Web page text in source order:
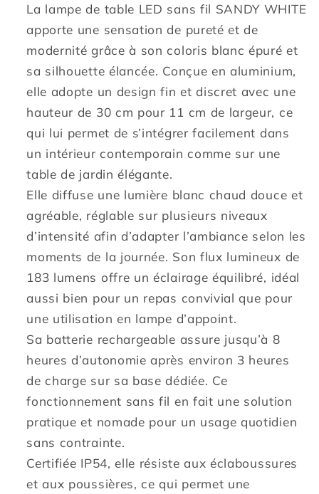
table
sans
fil
dimmable
en
aluminium
blanc
LED
SANDY
H33
cm
table
sans
fil
dimmable
en
aluminium
blanc
LED
SANDY
WHITE
H33
cm
La lampe de table LED sans fil SANDY WHITE
apporte une sensation de pureté et de
modernité grâce à son coloris blanc épuré et
sa silhouette élancée. Conçue en aluminium,
elle adopte un design fin et discret avec une
hauteur de 30 cm pour 11 cm de largeur, ce
qui lui permet de s’intégrer facilement dans
un intérieur contemporain comme sur une
table de jardin élégante.
Elle diffuse une lumière blanc chaud douce et
agréable, réglable sur plusieurs niveaux
d’intensité afin d’adapter l’ambiance selon les
moments de la journée. Son flux lumineux de
183 lumens offre un éclairage équilibré, idéal
aussi bien pour un repas convivial que pour
une utilisation en lampe d’appoint.
Sa batterie rechargeable assure jusqu’à 8
heures d’autonomie après environ 3 heures
de charge sur sa base dédiée. Ce
fonctionnement sans fil en fait une solution
pratique et nomade pour un usage quotidien
sans contrainte.
Certifiée IP54, elle résiste aux éclaboussures
et aux poussières, ce qui permet une